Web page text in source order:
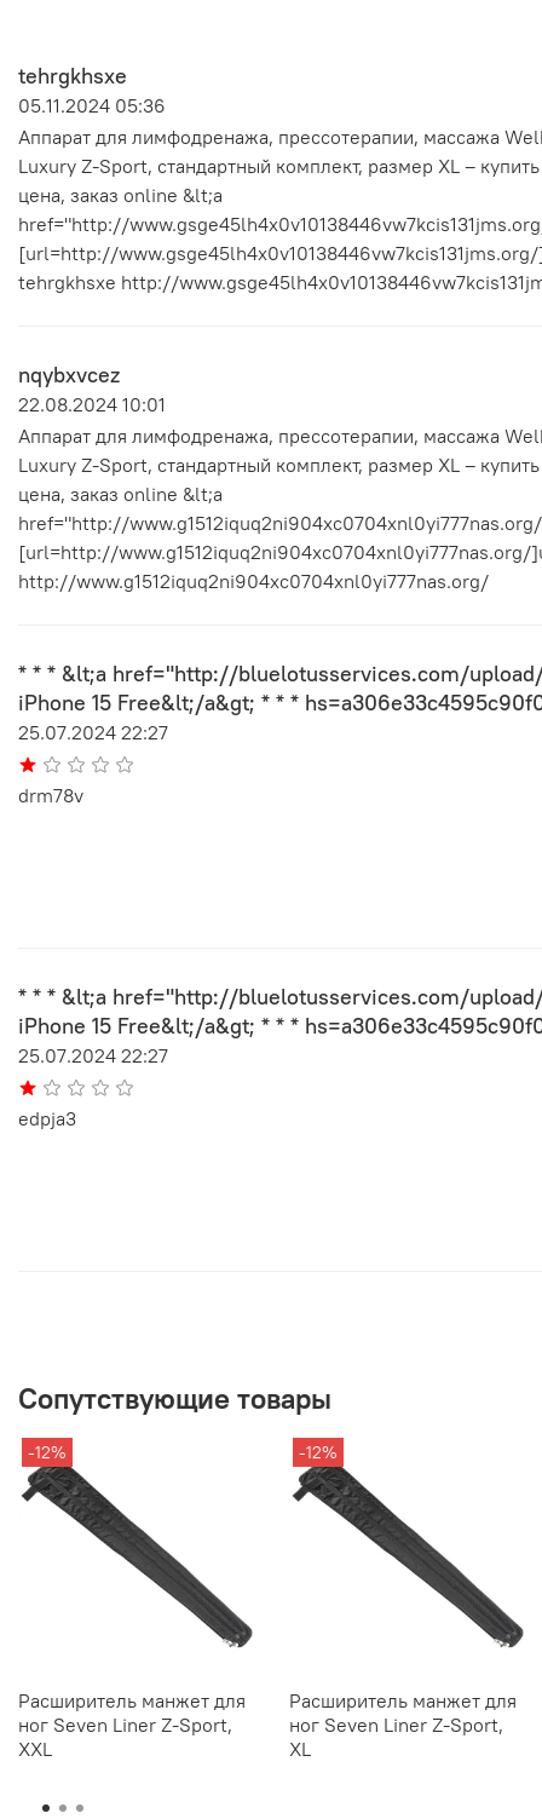
tehrgkhsxe
05.11.2024 05:36
Аппарат для лимфодренажа, прессотерапии, массажа
Luxury Z-Sport, стандартный комплект, размер XL –
цена, заказ online &lt;a
href="http://
[url=http://
tehrgkhsxe http://
nqybxvcez
22.08.2024 10:01
Аппарат для лимфодренажа, прессотерапии, массажа
Luxury Z-Sport, стандартный комплект, размер XL –
цена, заказ online &lt;a
href="http://
[url=http://
http://www.g1512iquq2ni904xc0704xnl0yi777nas.org/
* * * &lt;a href="http://bluelotusservices.com/
iPhone 15 Free&lt;/a&gt; * * *
25.07.2024 22:27
drm78v
* * * &lt;a href="http://bluelotusservices.com/
iPhone 15 Free&lt;/a&gt; * * *
25.07.2024 22:27
edpja3
Сопутствующие товары
-12%
Расширитель манжет для
ног Seven Liner Z-Sport,
XXL
-12%
Расширитель манжет для
ног Seven Liner Z-Sport,
XL